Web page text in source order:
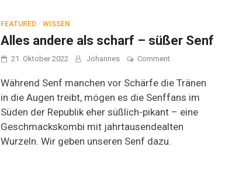
FEATURED / WISSEN
Alles andere als scharf – süßer Senf
21. Oktober 2022 Johannes Commenton
andere
scharf
–
Senf
Während Senf manchen vor Schärfe die Tränen
in die Augen treibt, mögen es die Senffans im
Süden der Republik eher süßlich-pikant – eine
Geschmackskombi mit jahrtausendealten
Wurzeln. Wir geben unseren Senf dazu.